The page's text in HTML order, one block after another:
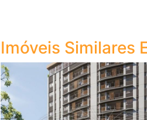
Imóveis Similares